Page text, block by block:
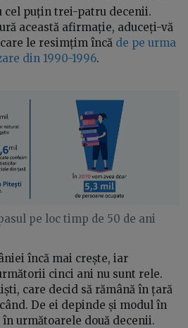
cel puțin trei-patru decenii.
această afirmație, aduceți-vă
le resimțim încă de pe urma
din 1990-1996.
pe loc timp de 50 de ani
încă mai crește, iar
cinci ani nu sunt rele.
care decid să rămână în țară
De ei depinde și modul în
următoarele două decenii.